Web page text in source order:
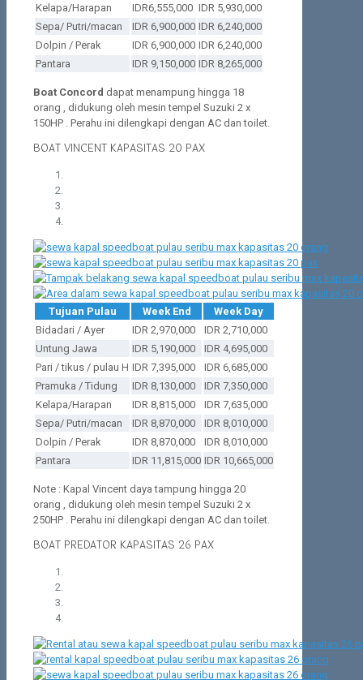
Kelapa/Harapan
IDR6,555,000 IDR 5,930,000
Sepa/ Putri/macan
IDR 6,900,000 IDR 6,240,000
Dolpin / Perak
IDR 6,900,000 IDR 6,240,000
Pantara
IDR 9,150,000 IDR 8,265,000
Boat Concord dapat menampung hingga 18
orang , didukung oleh mesin tempel Suzuki 2 x
150HP . Perahu ini dilengkapi dengan AC dan toilet.
BOAT VINCENT KAPASITAS 20 PAX
Tujuan Pulau Week End
Week Day
Bidadari / Ayer
IDR 2,970,000
IDR 2,710,000
Untung Jawa
IDR 5,190,000
IDR 4,695,000
Pari / tikus / pulau H IDR 7,395,000
IDR 6,685,000
Pramuka / Tidung
IDR 8,130,000
IDR 7,350,000
Kelapa/Harapan
IDR 8,815,000
IDR 7,635,000
Sepa/ Putri/macan
IDR 8,870,000
IDR 8,010,000
Dolpin / Perak
IDR 8,870,000
IDR 8,010,000
Pantara
IDR 11,815,000 IDR 10,665,000
Note : Kapal Vincent daya tampung hingga 20
orang , didukung oleh mesin tempel Suzuki 2 x
250HP . Perahu ini dilengkapi dengan AC dan toilet.
BOAT PREDATOR KAPASITAS 26 PAX